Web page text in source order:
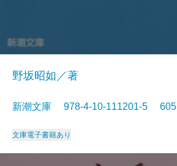
野坂昭如／著
新潮文庫 978-4-10-111201-5
文庫電子書籍あり